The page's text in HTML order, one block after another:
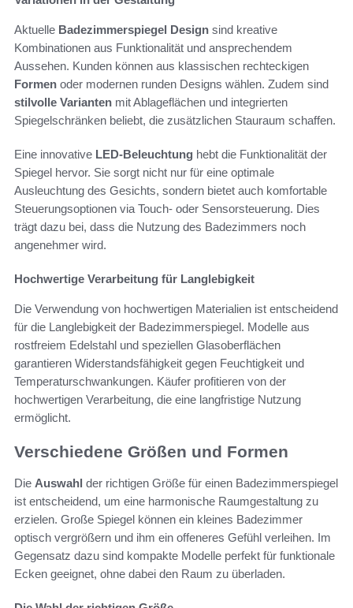
Aktuelle Badezimmerspiegel Design sind kreative
Kombinationen aus Funktionalität und ansprechendem
Aussehen. Kunden können aus klassischen rechteckigen
Formen oder modernen runden Designs wählen. Zudem sind
stilvolle Varianten mit Ablageflächen und integrierten
Spiegelschränken beliebt, die zusätzlichen Stauraum schaffen.
Eine innovative LED-Beleuchtung hebt die Funktionalität der
Spiegel hervor. Sie sorgt nicht nur für eine optimale
Ausleuchtung des Gesichts, sondern bietet auch komfortable
Steuerungsoptionen via Touch- oder Sensorsteuerung. Dies
trägt dazu bei, dass die Nutzung des Badezimmers noch
angenehmer wird.
Hochwertige Verarbeitung für Langlebigkeit
Die Verwendung von hochwertigen Materialien ist entscheidend
für die Langlebigkeit der Badezimmerspiegel. Modelle aus
rostfreiem Edelstahl und speziellen Glasoberflächen
garantieren Widerstandsfähigkeit gegen Feuchtigkeit und
Temperaturschwankungen. Käufer profitieren von der
hochwertigen Verarbeitung, die eine langfristige Nutzung
ermöglicht.
Verschiedene Größen und Formen
Die Auswahl der richtigen Größe für einen Badezimmerspiegel
ist entscheidend, um eine harmonische Raumgestaltung zu
erzielen. Große Spiegel können ein kleines Badezimmer
optisch vergrößern und ihm ein offeneres Gefühl verleihen. Im
Gegensatz dazu sind kompakte Modelle perfekt für funktionale
Ecken geeignet, ohne dabei den Raum zu überladen.